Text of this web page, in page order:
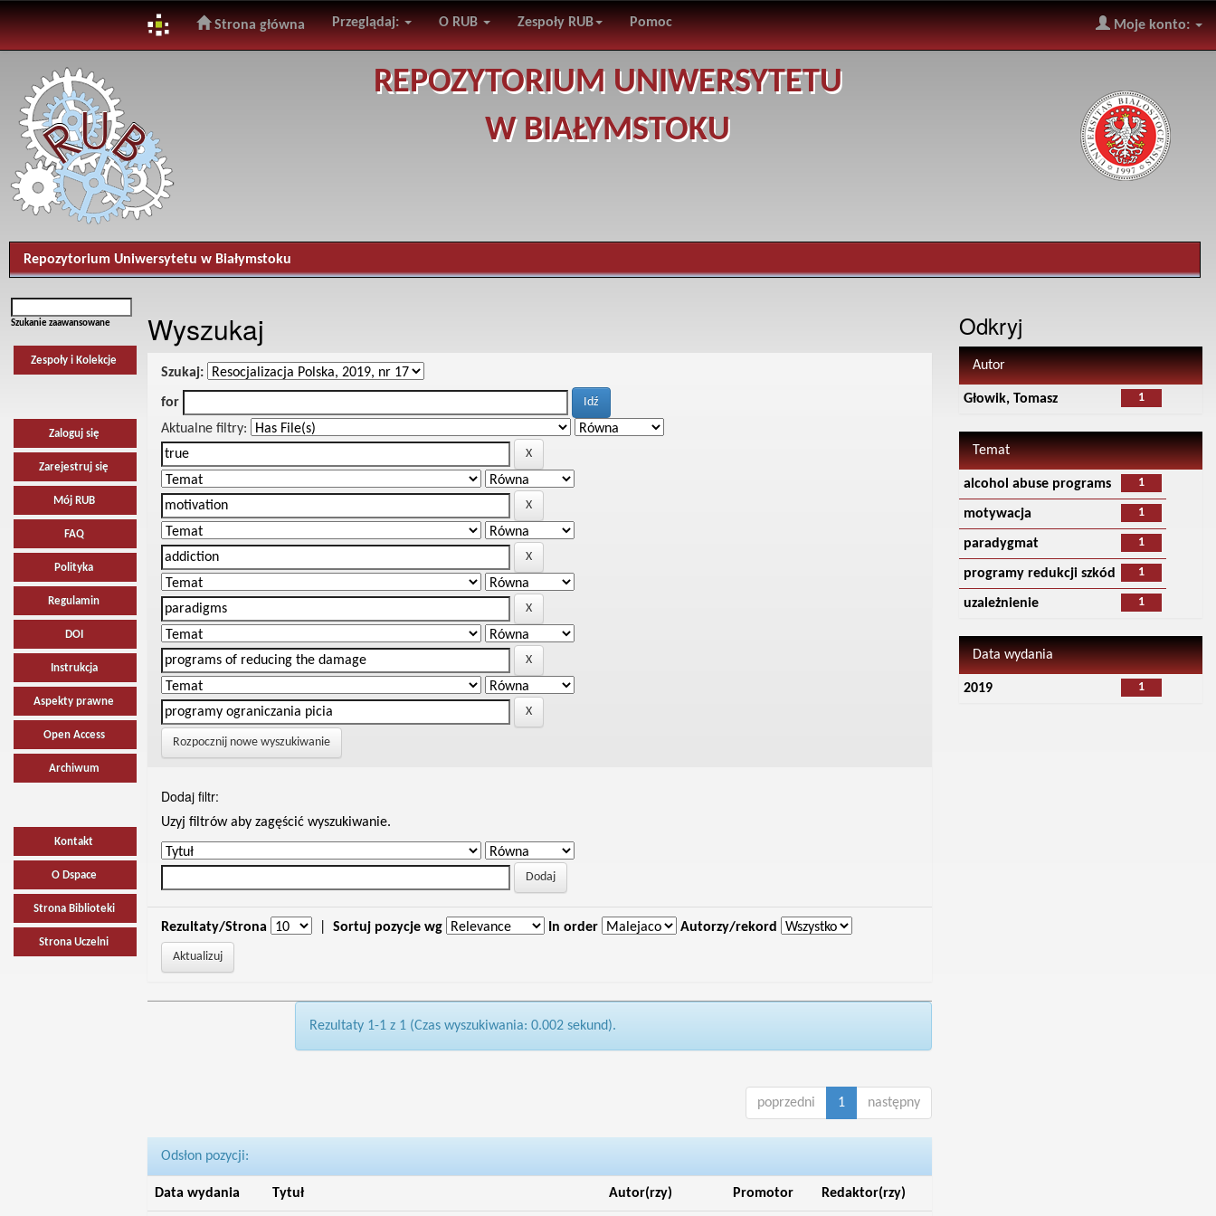
navigation
Strona główna Przeglądaj: O RUB Zespoły RUB Pomoc Moje konto:
REPOZYTORIUM UNIWERSYTETU
W BIAŁYMSTOKU
Repozytorium Uniwersytetu w Białymstoku
Szukanie zaawansowane
Zespoły i Kolekcje
Zaloguj się
Zarejestruj się
Mój RUB
FAQ
Polityka
Regulamin
DOI
Instrukcja
Aspekty prawne
Open Access
Archiwum
Kontakt
O Dspace
Strona Biblioteki
Strona Uczelni
Wyszukaj
Szukaj:
for
Aktualne filtry:
Rozpocznij nowe wyszukiwanie
Dodaj filtr:
Uzyj filtrów aby zagęścić wyszukiwanie.
Rezultaty/Strona Sortuj pozycje wg In order Autorzy/rekord
Rezultaty 1-1 z 1 (Czas wyszukiwania: 0.002 sekund).
poprzedni 1 następny
Odsłon pozycji:
Data wydania Tytuł Autor(rzy) Promotor Redaktor(rzy)
Odkryj
Autor
1
Głowik, Tomasz
Temat
1
alcohol abuse programs
1
motywacja
1
paradygmat
1
programy redukcji szkód
1
uzależnienie
Data wydania
1
2019